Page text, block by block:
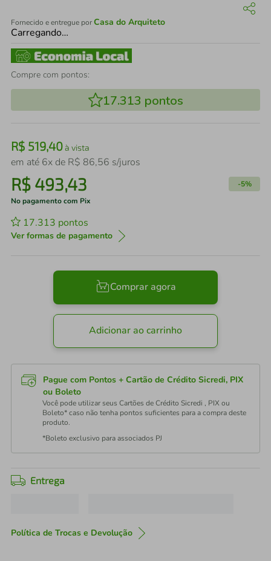
Fornecido e entregue porCasa do Arquiteto
Carregando…
Compre com pontos:
17.313 pontos
R$ 519,40à vista
em até 6x de R$ 86,56 s/juros
R$ 493,43 -5%
No pagamento com Pix
17.313 pontos
Ver formas de pagamento
Comprar agora
Adicionar ao carrinho
Pague com Pontos + Cartão de Crédito Sicredi, PIX
ou Boleto
Você pode utilizar seus Cartões de Crédito Sicredi , PIX ou
Boleto* caso não tenha pontos suficientes para a compra deste
produto.
*Boleto exclusivo para associados PJ
Entrega
Política de Trocas e Devolução